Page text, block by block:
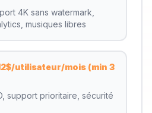
4K sans watermark,
musiques libres
utilisateur/mois (min 3
support prioritaire, sécurité